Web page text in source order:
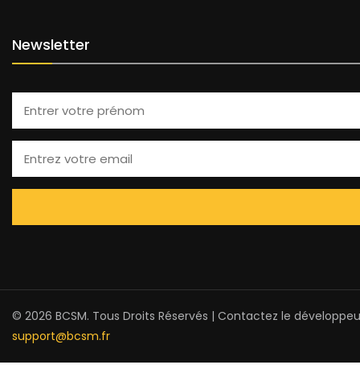
Newsletter
© 2026 BCSM. Tous Droits Réservés | Contactez le
support@bcsm.fr